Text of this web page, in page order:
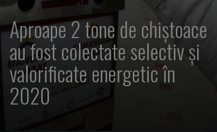
Aproape 2 tone de chiştoace
au fost colectate selectiv şi
valorificate energetic în
2020